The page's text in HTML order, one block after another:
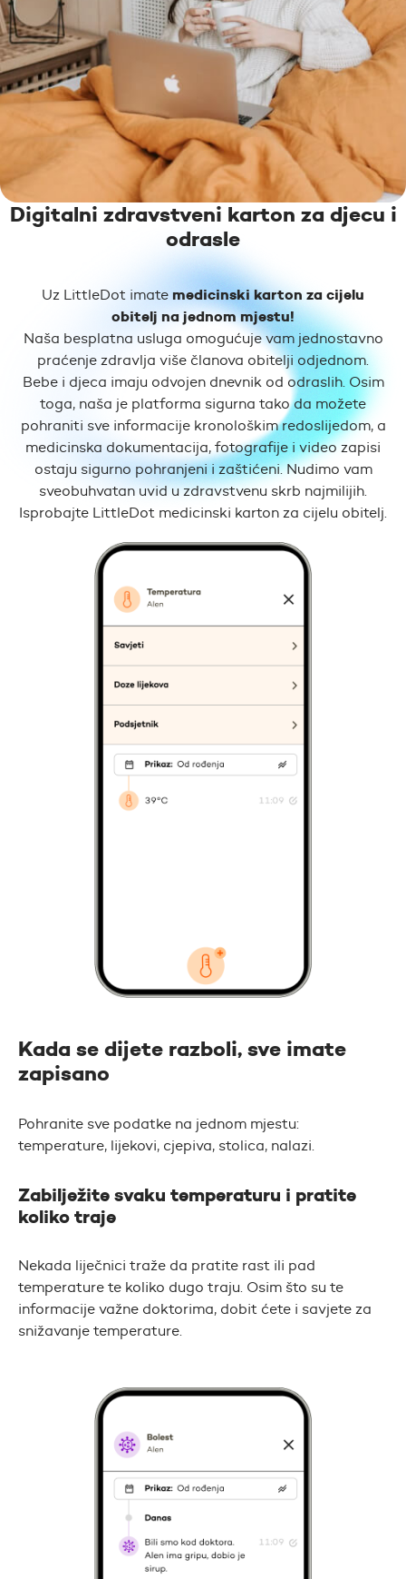
Digitalni zdravstveni karton za djecu i
odrasle
Uz LittleDot imate medicinski karton za cijelu
obitelj na jednom mjestu!
Naša besplatna usluga omogućuje vam jednostavno
praćenje zdravlja više članova obitelji odjednom.
Bebe i djeca imaju odvojen dnevnik od odraslih. Osim
toga, naša je platforma sigurna tako da možete
pohraniti sve informacije kronološkim redoslijedom, a
medicinska dokumentacija, fotografije i video zapisi
ostaju sigurno pohranjeni i zaštićeni. Nudimo vam
sveobuhvatan uvid u zdravstvenu skrb najmilijih.
Isprobajte LittleDot medicinski karton za cijelu obitelj.
Kada se dijete razboli, sve imate
zapisano
Pohranite sve podatke na jednom mjestu:
temperature, lijekovi, cjepiva, stolica, nalazi.
Zabilježite svaku temperaturu i pratite
koliko traje
Nekada liječnici traže da pratite rast ili pad
temperature te koliko dugo traju. Osim što su te
informacije važne doktorima, dobit ćete i savjete za
snižavanje temperature.